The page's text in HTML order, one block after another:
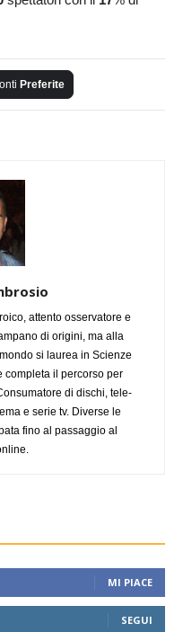
Preferite
attento osservatore e
di origini, ma alla
si laurea in Scienze
completa il percorso per
di dischi, tele-
e serie tv. Diverse le
fino al passaggio al
MI PIACE
SEGUI